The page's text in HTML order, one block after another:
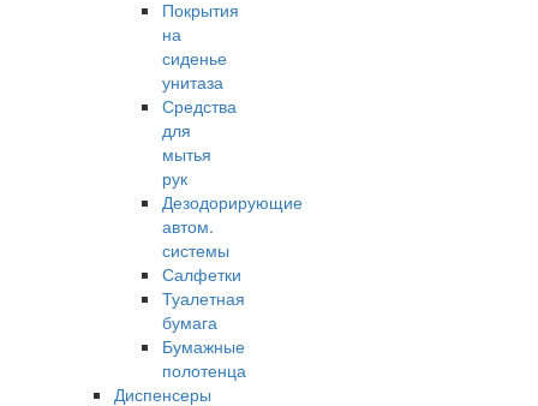
Покрытия
на
сиденье
унитаза
Средства
для
мытья
рук
Дезодорирующие
автом.
системы
Салфетки
Туалетная
бумага
Бумажные
полотенца
Диспенсеры